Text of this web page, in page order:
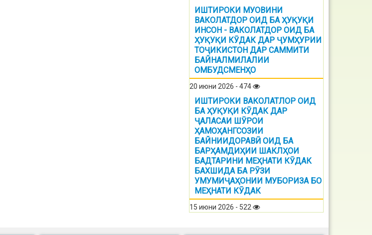
ИШТИРОКИ МУОВИНИ
ВАКОЛАТДОР ОИД БА ҲУҚУҚИ
ИНСОН - ВАКОЛАТДОР ОИД БА
ҲУҚУҚИ КӮДАК ДАР ҶУМҲУРИИ
ТОҶИКИСТОН ДАР САММИТИ
БАЙНАЛМИЛАЛИИ
ОМБУДСМЕНҲО
20 июни 2026 - 474
ИШТИРОКИ ВАКОЛАТЛОР ОИД
БА ҲУҚУҚИ КӮДАК ДАР
ҶАЛАСАИ ШӮРОИ
ҲАМОҲАНГСОЗИИ
БАЙНИИДОРАВӢ ОИД БА
БАРҲАМДИҲИИ ШАКЛҲОИ
БАДТАРИНИ МЕҲНАТИ КӮДАК
БАХШИДА БА РӮЗИ
УМУМИҶАҲОНИИ МУБОРИЗА БО
МЕҲНАТИ КӮДАК
15 июни 2026 - 522